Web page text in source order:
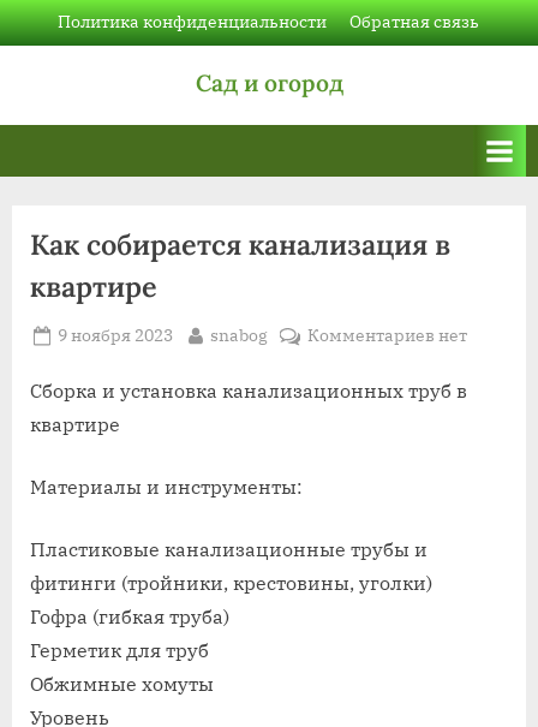
Skip
to
Политика конфиденциальности Обратная связь
Сад и огород
Как собирается канализация в
квартире
Posted
9 ноября 2023 By
snabog Комментариевк
Как
нет
Сборка и установка канализационных труб в
квартире
Материалы и инструменты:
Пластиковые канализационные трубы и
фитинги (тройники, крестовины, уголки)
Гофра (гибкая труба)
Герметик для труб
Обжимные хомуты
Уровень